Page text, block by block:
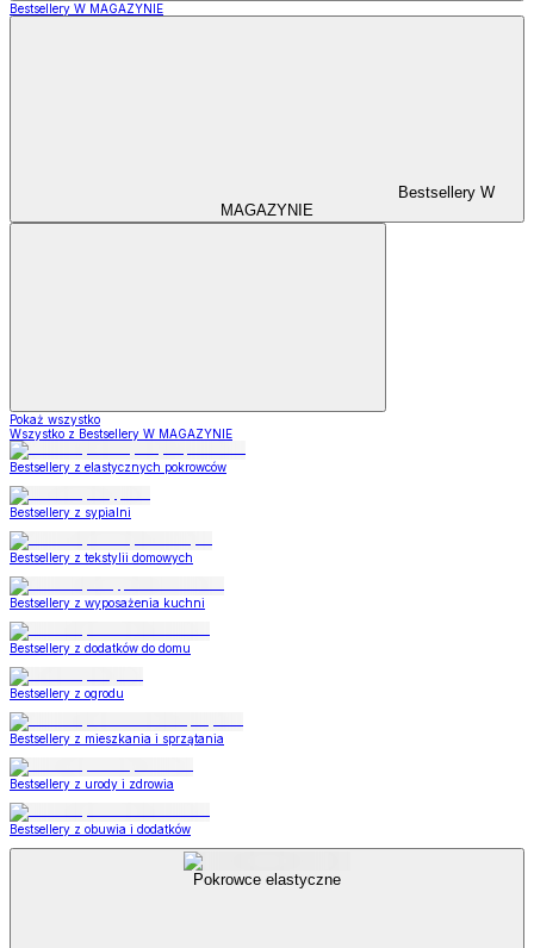
Bestsellery W MAGAZYNIE
Bestsellery W
MAGAZYNIE
Pokaż wszystko
Wszystko z Bestsellery W MAGAZYNIE
Bestsellery z elastycznych pokrowców
Bestsellery z sypialni
Bestsellery z tekstylii domowych
Bestsellery z wyposażenia kuchni
Bestsellery z dodatków do domu
Bestsellery z ogrodu
Bestsellery z mieszkania i sprzątania
Bestsellery z urody i zdrowia
Bestsellery z obuwia i dodatków
Pokrowce elastyczne